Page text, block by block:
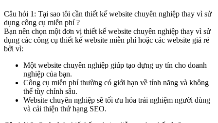
Câu hỏi 1: Tại sao tôi cần thiết kế website chuyên nghiệp thay vì sử
dụng công cụ miễn phí ?
Bạn nên chọn một đơn vị thiết kế website chuyên nghiệp thay vì sử
dụng các công cụ thiết kế website miễn phí hoặc các website giá rẻ
bởi vì:
Một website chuyên nghiệp giúp tạo dựng uy tín cho doanh
nghiệp của bạn.
Công cụ miễn phí thường có giới hạn về tính năng và không
thể tùy chỉnh sâu.
Website chuyên nghiệp sẽ tối ưu hóa trải nghiệm người dùng
và cải thiện thứ hạng SEO.